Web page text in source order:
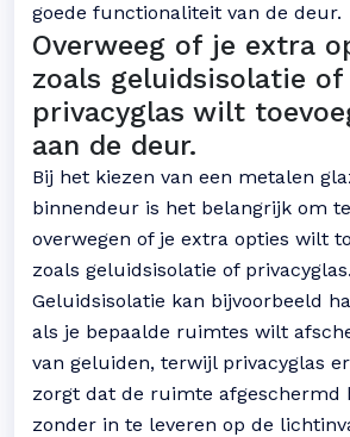
goede functionaliteit van de deur.
Overweeg of je extra
zoals geluidsisolatie of
privacyglas wilt
aan de deur.
Bij het kiezen van een metalen
binnendeur is het belangrijk om te
overwegen of je extra opties wilt
zoals geluidsisolatie of privacyglas.
Geluidsisolatie kan bijvoorbeeld
als je bepaalde ruimtes wilt
van geluiden, terwijl privacyglas
zorgt dat de ruimte afgeschermd
zonder in te leveren op de